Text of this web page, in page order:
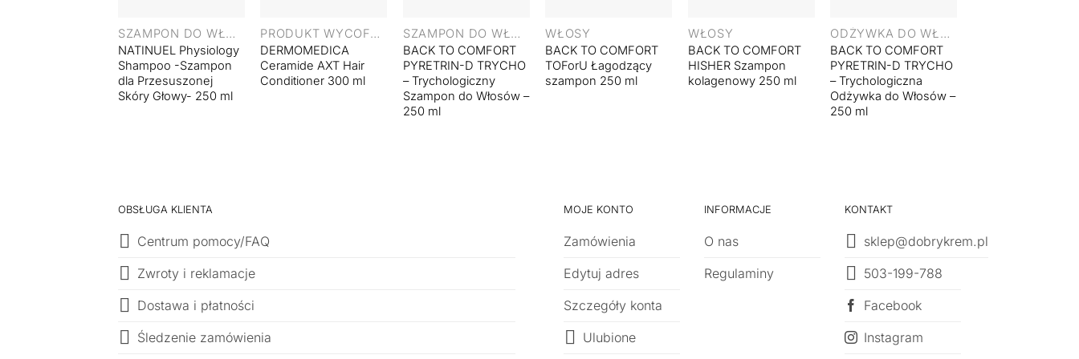
SZAMPON DO WŁOSÓW
NATINUEL Physiology
Shampoo -Szampon
dla Przesuszonej
Skóry Głowy- 250 ml
PRODUKT WYCOFANY
DERMOMEDICA
Ceramide AXT Hair
Conditioner 300 ml
SZAMPON DO WŁOSÓW
BACK TO COMFORT
PYRETRIN-D TRYCHO
– Trychologiczny
Szampon do Włosów –
250 ml
WŁOSY
BACK TO COMFORT
TOForU Łagodzący
szampon 250 ml
WŁOSY
BACK TO COMFORT
HISHER Szampon
kolagenowy 250 ml
ODŻYWKA DO WŁOSÓW
BACK TO COMFORT
PYRETRIN-D TRYCHO
– Trychologiczna
Odżywka do Włosów –
250 ml
OBSŁUGA KLIENTA
Centrum pomocy/FAQ
Zwroty i reklamacje
Dostawa i płatności
Śledzenie zamówienia
MOJE KONTO
Zamówienia
Edytuj adres
Szczegóły konta
Ulubione
INFORMACJE
O nas
Regulaminy
KONTAKT
sklep@dobrykrem.pl
503-199-788
Facebook
Instagram